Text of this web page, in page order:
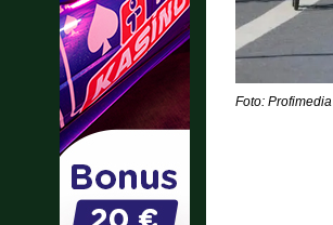
Foto: Profimedia